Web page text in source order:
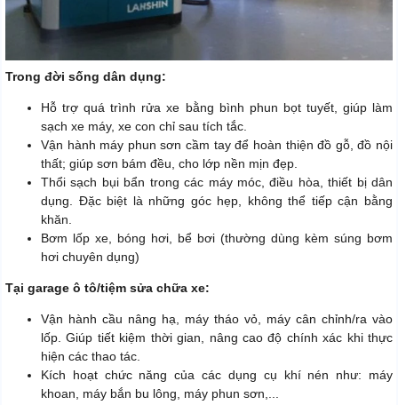
Trong đời sống dân dụng:
Hỗ trợ quá trình rửa xe bằng bình phun bọt tuyết, giúp làm
sạch xe máy, xe con chỉ sau tích tắc.
Vận hành máy phun sơn cầm tay để hoàn thiện đồ gỗ, đồ nội
thất; giúp sơn bám đều, cho lớp nền mịn đẹp.
Thổi sạch bụi bẩn trong các máy móc, điều hòa, thiết bị dân
dụng. Đặc biệt là những góc hẹp, không thể tiếp cận bằng
khăn.
Bơm lốp xe, bóng hơi, bể bơi (thường dùng kèm súng bơm
hơi chuyên dụng)
Tại garage ô tô/tiệm sửa chữa xe:
Vận hành cầu nâng hạ, máy tháo vỏ, máy cân chỉnh/ra vào
lốp. Giúp tiết kiệm thời gian, nâng cao độ chính xác khi thực
hiện các thao tác.
Kích hoạt chức năng của các dụng cụ khí nén như: máy
khoan, máy bắn bu lông, máy phun sơn,...